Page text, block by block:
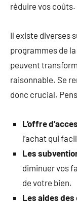
réduire vos coûts.
Il existe diverses
programmes de
peuvent
raisonnable. Se
donc crucial.
L’offre
l’achat qui
Les
diminuer vos
de votre bien.
Les aides